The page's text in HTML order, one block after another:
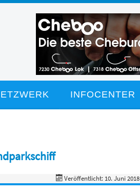
INFOCENTER
Veröffentlicht: 10. Juni 2018